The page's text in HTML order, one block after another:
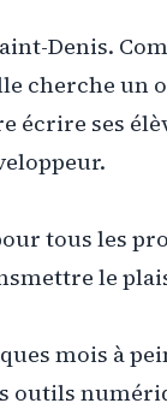
Denis.
cherche un
écrire ses
tous les
le
mois à
outils